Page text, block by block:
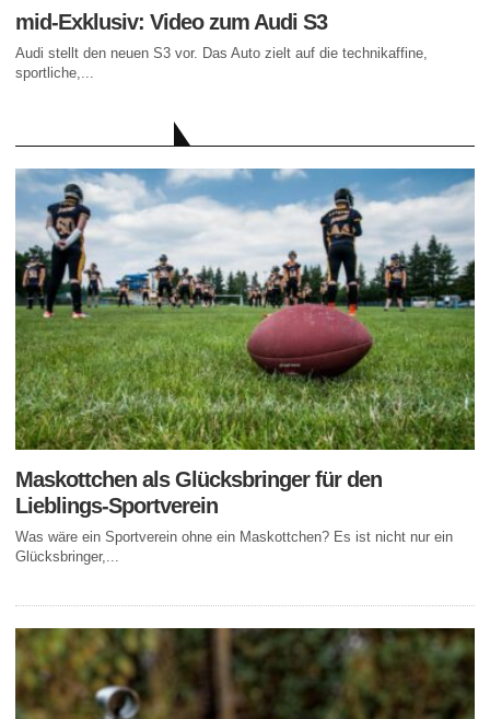
mid-Exklusiv: Video zum Audi S3
Audi stellt den neuen S3 vor. Das Auto zielt auf die technikaffine,
sportliche,...
Maskottchen als Glücksbringer für den
Lieblings-Sportverein
Was wäre ein Sportverein ohne ein Maskottchen? Es ist nicht nur ein
Glücksbringer,...